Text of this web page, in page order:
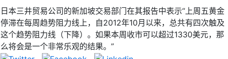
日本三井贸易公司的新加坡交易部门在其报告中表示“上周五黄金
停滞在每周趋势阻力线上，自2012年10月以来，总共有四次触及
这个趋势阻力线（下降）。如果本周收市可以超过1330美元，那
么将会是一个非常乐观的结果。”